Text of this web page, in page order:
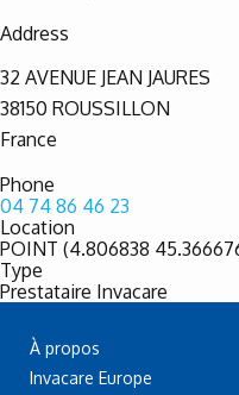
Address
32 AVENUE JEAN JAURES
38150 ROUSSILLON
France
Phone
04 74 86 46 23
Location
POINT (4.806838
Type
Prestataire Invacare
À propos
Invacare Europe